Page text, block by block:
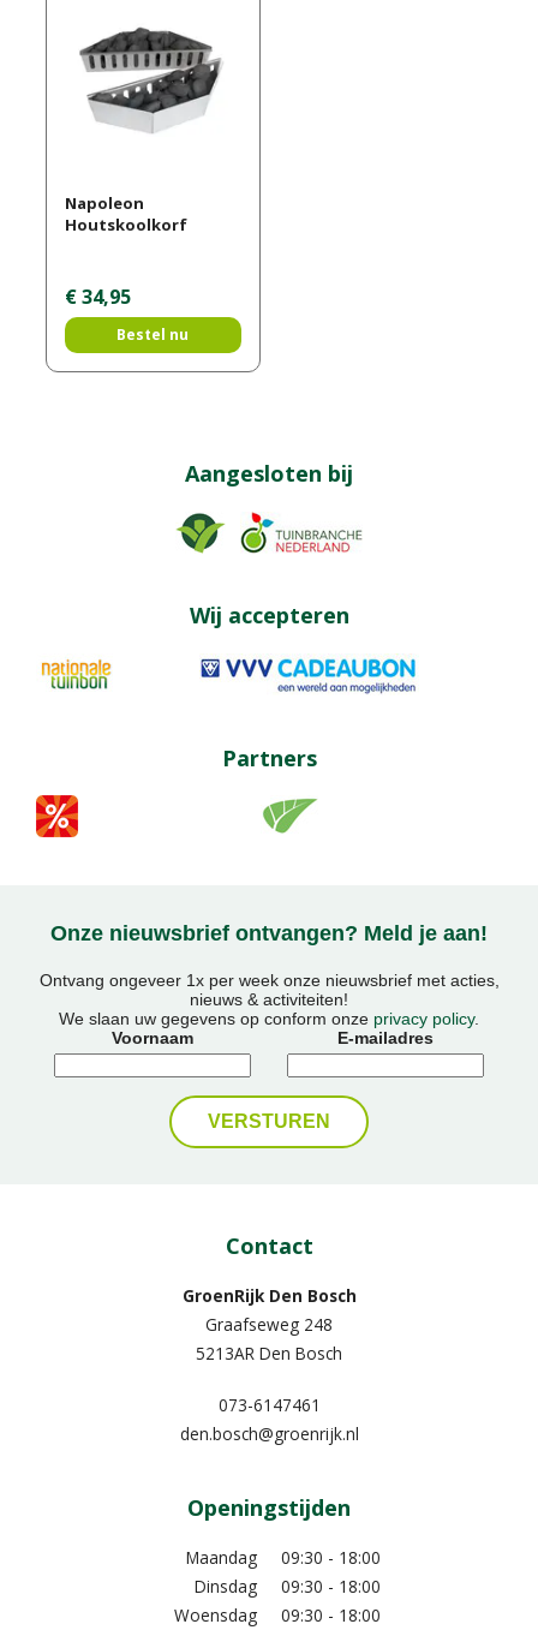
Napoleon
Houtskoolkorf
€ 34,95
Bestel nu
Aangesloten bij
Wij accepteren
Partners
Onze nieuwsbrief ontvangen? Meld je aan!
Ontvang ongeveer 1x per week onze nieuwsbrief met acties,
nieuws & activiteiten!
We slaan uw gegevens op conform onze privacy policy.
Voornaam
E-mailadres
Contact
GroenRijk Den Bosch
Graafseweg 248
5213AR Den Bosch
073-6147461
den.bosch@groenrijk.nl
Openingstijden
Maandag
09:30 - 18:00
Dinsdag
09:30 - 18:00
Woensdag
09:30 - 18:00